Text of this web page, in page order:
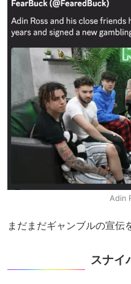
Adin
まだまだギャンブルの宣伝
スナイ